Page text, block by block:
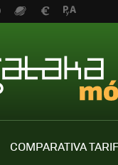
COMPARATIVA